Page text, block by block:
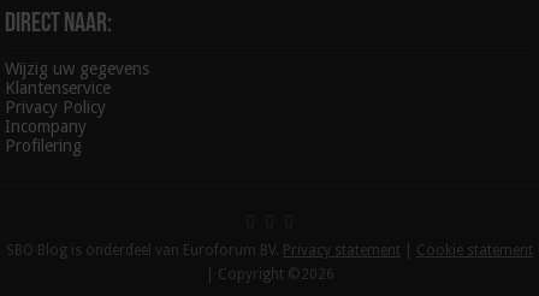
Direct naar:
Wijzig uw gegevens
Klantenservice
Privacy Policy
Incompany
Profilering
SBO Blog is onderdeel van Euroforum BV. Privacy statement
Cookie statement
| Copyright ©2026